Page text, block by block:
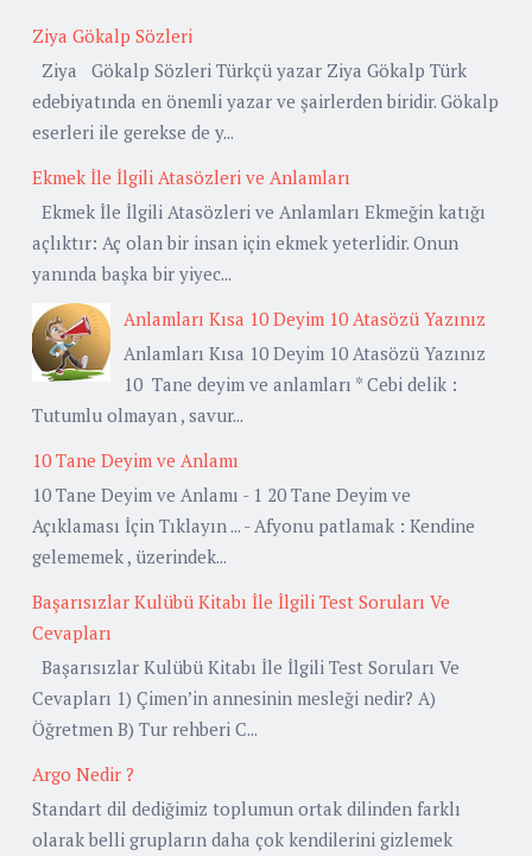
Ziya Gökalp Sözleri
Ziya Gökalp Sözleri Türkçü yazar Ziya Gökalp Türk
edebiyatında en önemli yazar ve şairlerden biridir. Gökalp
eserleri ile gerekse de y...
Ekmek İle İlgili Atasözleri ve Anlamları
Ekmek İle İlgili Atasözleri ve Anlamları Ekmeğin katığı
açlıktır: Aç olan bir insan için ekmek yeterlidir. Onun
yanında başka bir yiyec...
Anlamları Kısa 10 Deyim 10 Atasözü Yazınız
Anlamları Kısa 10 Deyim 10 Atasözü Yazınız
10 Tane deyim ve anlamları * Cebi delik :
Tutumlu olmayan , savur...
10 Tane Deyim ve Anlamı
10 Tane Deyim ve Anlamı - 1 20 Tane Deyim ve
Açıklaması İçin Tıklayın ... - Afyonu patlamak : Kendine
gelememek , üzerindek...
Başarısızlar Kulübü Kitabı İle İlgili Test Soruları Ve
Cevapları
Başarısızlar Kulübü Kitabı İle İlgili Test Soruları Ve
Cevapları 1) Çimen’in annesinin mesleği nedir? A)
Öğretmen B) Tur rehberi C...
Argo Nedir ?
Standart dil dediğimiz toplumun ortak dilinden farklı
olarak belli grupların daha çok kendilerini gizlemek